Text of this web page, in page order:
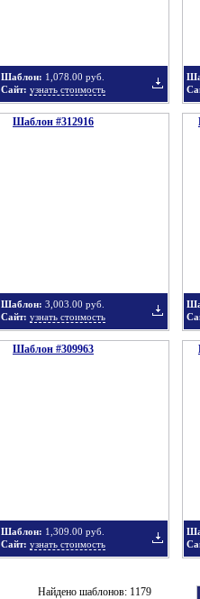
Шаблон: 1,078.00 руб.
Сайт: узнать стоимость
Шаблон #312916
Шаблон: 3,003.00 руб.
Сайт: узнать стоимость
Шаблон #309963
Шаблон: 1,309.00 руб.
Сайт: узнать стоимость
Найдено шаблонов: 1179